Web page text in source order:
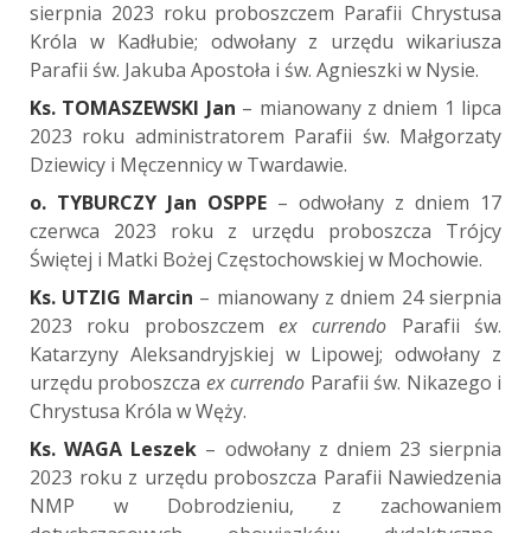
sierpnia 2023 roku proboszczem Parafii Chrystusa
Króla w Kadłubie; odwołany z urzędu wikariusza
Parafii św. Jakuba Apostoła i św. Agnieszki w Nysie.
Ks. TOMASZEWSKI Jan – mianowany z dniem 1 lipca
2023 roku administratorem Parafii św. Małgorzaty
Dziewicy i Męczennicy w Twardawie.
o. TYBURCZY Jan OSPPE – odwołany z dniem 17
czerwca 2023 roku z urzędu proboszcza Trójcy
Świętej i Matki Bożej Częstochowskiej w Mochowie.
Ks. UTZIG Marcin – mianowany z dniem 24 sierpnia
2023 roku proboszczem ex currendo Parafii św.
Katarzyny Aleksandryjskiej w Lipowej; odwołany z
urzędu proboszcza ex currendo Parafii św. Nikazego i
Chrystusa Króla w Węży.
Ks. WAGA Leszek – odwołany z dniem 23 sierpnia
2023 roku z urzędu proboszcza Parafii Nawiedzenia
NMP w Dobrodzieniu, z zachowaniem